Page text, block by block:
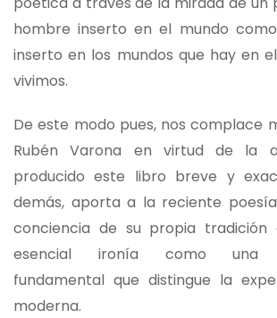
hombre inserto en el mundo
inserto en los mundos que hay en
vivimos.
De este modo pues, nos complace
Rubén Varona en virtud de la
producido este libro breve y
demás, aporta a la reciente
conciencia de su propia
esencial ironía como una
fundamental que distingue la
moderna.